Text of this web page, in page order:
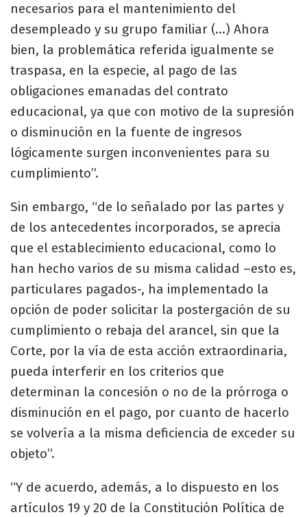
necesarios para el mantenimiento del
desempleado y su grupo familiar (…) Ahora
bien, la problemática referida igualmente se
traspasa, en la especie, al pago de las
obligaciones emanadas del contrato
educacional, ya que con motivo de la supresión
o disminución en la fuente de ingresos
lógicamente surgen inconvenientes para su
cumplimiento”.
Sin embargo, “de lo señalado por las partes y
de los antecedentes incorporados, se aprecia
que el establecimiento educacional, como lo
han hecho varios de su misma calidad –esto es,
particulares pagados-, ha implementado la
opción de poder solicitar la postergación de su
cumplimiento o rebaja del arancel, sin que la
Corte, por la vía de esta acción extraordinaria,
pueda interferir en los criterios que
determinan la concesión o no de la prórroga o
disminución en el pago, por cuanto de hacerlo
se volvería a la misma deficiencia de exceder su
objeto”.
“Y de acuerdo, además, a lo dispuesto en los
artículos 19 y 20 de la Constitución Política de